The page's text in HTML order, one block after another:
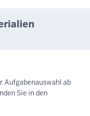
Aufgabenauswahl ab
Sie in den